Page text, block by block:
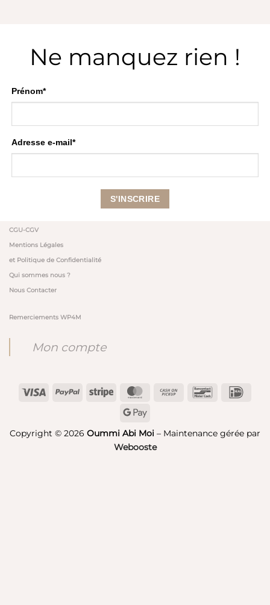
Ne manquez rien !
Prénom*
Adresse e-mail*
CGU-CGV
Mentions Légales
et Politique de Confidentialité
Qui sommes nous ?
Nous Contacter
Remerciements WP4M
Mon compte
Visa PayPal Stripe MasterCard
Cash
Bancontact
Copyright © 2026 Oummi Abi Moi – Maintenance gérée par
Webooste